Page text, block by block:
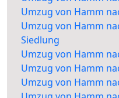
Umzug von Hamm
Umzug von Hamm
Siedlung
Umzug von Hamm
Umzug von Hamm
Umzug von Hamm